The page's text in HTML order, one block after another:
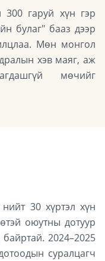
гаруй хүн гэр
булаг" бааз дээр
Мөн монгол
хэв маяг, аж
мөчийг
30 хүртэл хүн
оюутны дотуур
2024–2025
суралцагч